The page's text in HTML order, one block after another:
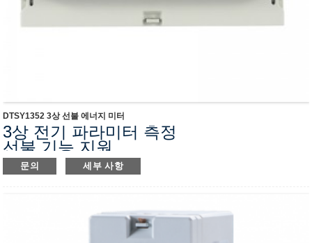
DTSY1352 3상 선불 에너지 미터
3상 전기 파라미터 측정
선불 기능 지원
RS485(MODBUS-RTU)
유효 에너지 정확도: 0.5초
문의 세부 사항